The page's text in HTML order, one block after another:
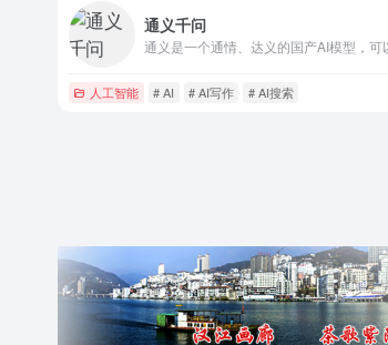
通义千问
人工智能 # AI # AI写作 # AI搜索